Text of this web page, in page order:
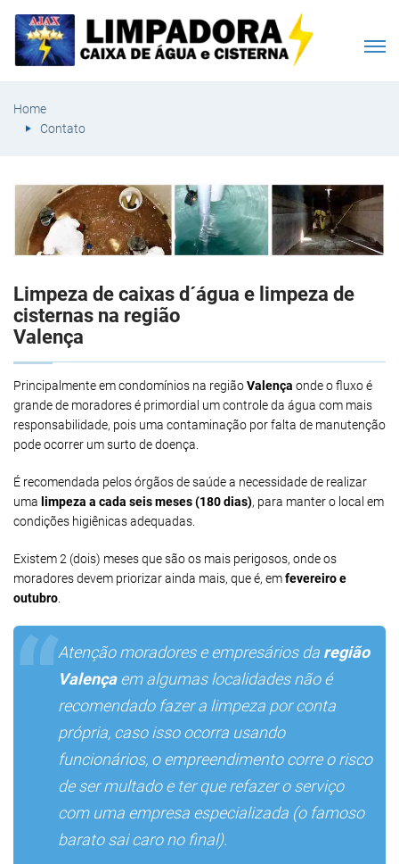
Home
Contato
Limpeza de caixas d´água e limpeza de
cisternas na região
Valença
Principalmente em condomínios na regiãoValença onde o fluxo é
grande de moradores é primordial um controle da água com mais
responsabilidade, pois uma contaminação por falta de manutenção
pode ocorrer um surto de doença.
É recomendada pelos órgãos de saúde a necessidade de realizar
uma limpeza a cada seis meses (180 dias), para manter o local em
condições higiênicas adequadas.
Existem 2 (dois) meses que são os mais perigosos, onde os
moradores devem priorizar ainda mais, que é, emfevereiro e
outubro
Atenção moradores e empresários da região
Valençaem algumas localidades não é
recomendado fazer a limpeza por conta
própria, caso isso ocorra usando
funcionários, o empreendimento corre o risco
de ser multado e ter que refazer o serviço
com uma empresa especializada (o famoso
barato sai caro no final).